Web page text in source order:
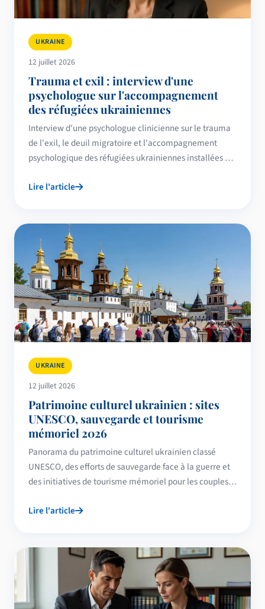
UKRAINE
12 juillet 2026
Trauma et exil : interview d'une
psychologue sur l'accompagnement
des réfugiées ukrainiennes
Interview d'une psychologue clinicienne sur le trauma
de l'exil, le deuil migratoire et l'accompagnement
psychologique des réfugiées ukrainiennes installées en
Lire l'article
UKRAINE
12 juillet 2026
Patrimoine culturel ukrainien : sites
UNESCO, sauvegarde et tourisme
mémoriel 2026
Panorama du patrimoine culturel ukrainien classé
UNESCO, des efforts de sauvegarde face à la guerre et
des initiatives de tourisme mémoriel pour les couples
Lire l'article